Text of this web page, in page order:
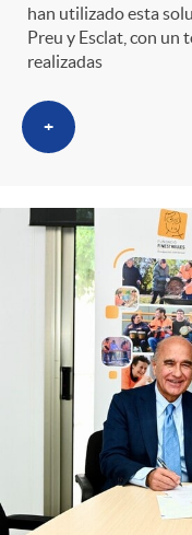
han utilizado esta
Preu y Esclat, con un
realizadas
+